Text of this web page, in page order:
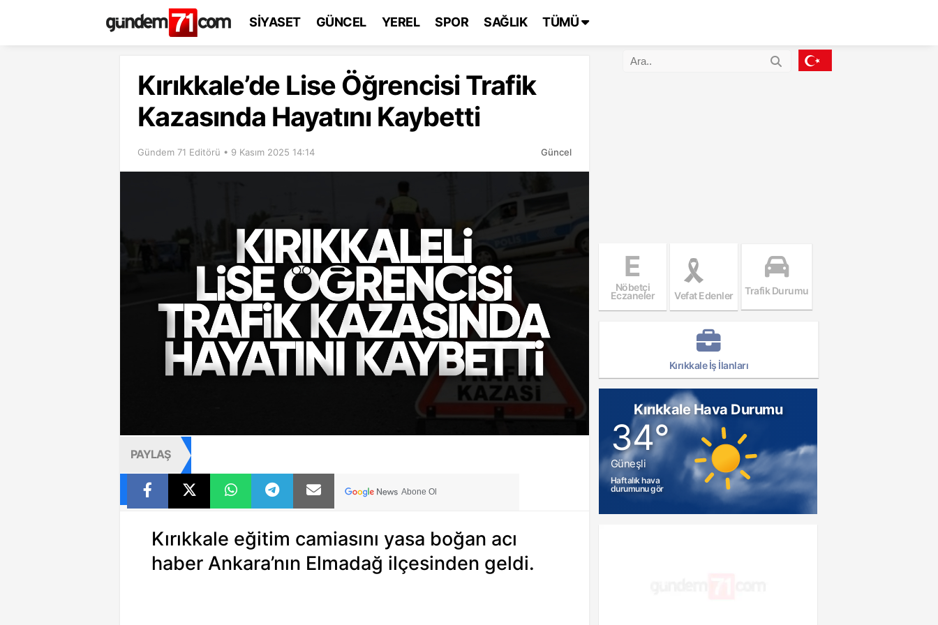
SİYASET GÜNCEL YEREL SPOR SAĞLIK TÜMÜ
Kırıkkale’de Lise Öğrencisi Trafik
Kazasında Hayatını Kaybetti
Gündem 71 Editörü • 9 Kasım 2025 14:14 Güncel
PAYLAŞ
Abone Ol
Kırıkkale eğitim camiasını yasa boğan acı
haber Ankara’nın Elmadağ ilçesinden geldi.
E
Nöbetçi
Eczaneler Vefat Edenler Trafik Durumu
Kırıkkale İş İlanları
Kırıkkale Hava Durumu
34°
Güneşli
Haftalık hava
durumunu gör